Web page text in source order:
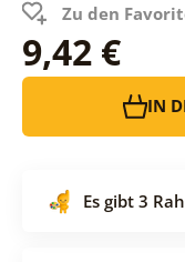
Zu den
9,42 €
IN
Es gibt 3